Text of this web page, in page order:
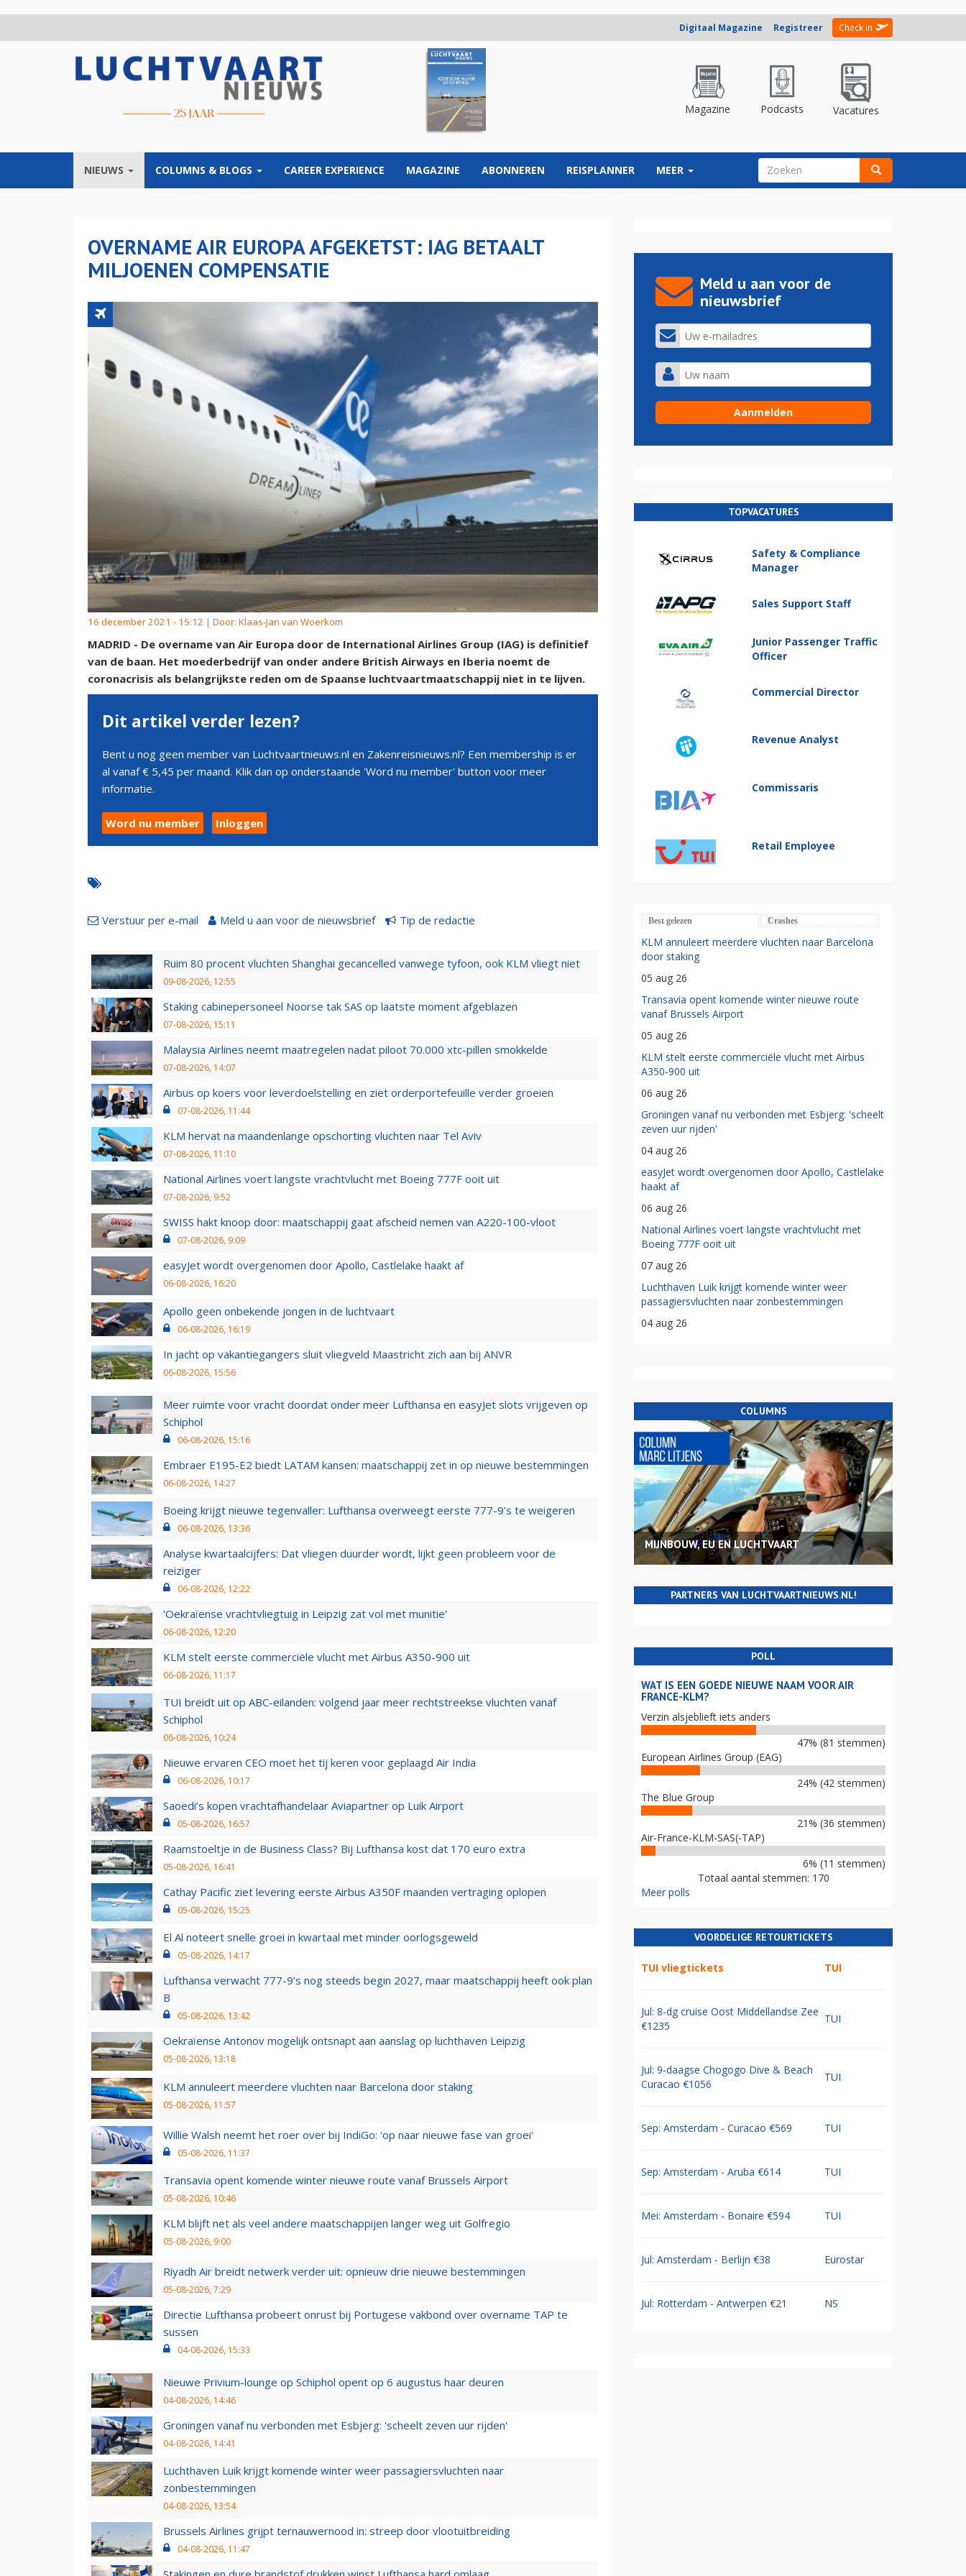
Digitaal Magazine Registreer Check in
Magazine Podcasts Vacatures
NIEUWS COLUMNS & BLOGS CAREER EXPERIENCE MAGAZINE ABONNEREN REISPLANNER MEER ZOEKVELD
OVERNAME AIR EUROPA AFGEKETST: IAG BETAALT
MILJOENEN COMPENSATIE
16 december 2021 - 15:12 | Door: Klaas-Jan van Woerkom
MADRID - De overname van Air Europa door de International Airlines Group (IAG) is definitief
van de baan. Het moederbedrijf van onder andere British Airways en Iberia noemt de
coronacrisis als belangrijkste reden om de Spaanse luchtvaartmaatschappij niet in te lijven.
Dit artikel verder lezen?
Bent u nog geen member van Luchtvaartnieuws.nl en Zakenreisnieuws.nl? Een membership is er
al vanaf € 5,45 per maand. Klik dan op onderstaande 'Word nu member' button voor meer
informatie.
Word nu member Inloggen
Verstuur per e-mail Meld u aan voor de nieuwsbrief Tip de redactie
Ruim 80 procent vluchten Shanghai gecancelled vanwege tyfoon, ook KLM vliegt niet
09-08-2026, 12:55
Staking cabinepersoneel Noorse tak SAS op laatste moment afgeblazen
07-08-2026, 15:11
Malaysia Airlines neemt maatregelen nadat piloot 70.000 xtc-pillen smokkelde
07-08-2026, 14:07
Airbus op koers voor leverdoelstelling en ziet orderportefeuille verder groeien
07-08-2026, 11:44
KLM hervat na maandenlange opschorting vluchten naar Tel Aviv
07-08-2026, 11:10
National Airlines voert langste vrachtvlucht met Boeing 777F ooit uit
07-08-2026, 9:52
SWISS hakt knoop door: maatschappij gaat afscheid nemen van A220-100-vloot
07-08-2026, 9:09
easyJet wordt overgenomen door Apollo, Castlelake haakt af
06-08-2026, 16:20
Apollo geen onbekende jongen in de luchtvaart
06-08-2026, 16:19
In jacht op vakantiegangers sluit vliegveld Maastricht zich aan bij ANVR
06-08-2026, 15:56
Meer ruimte voor vracht doordat onder meer Lufthansa en easyJet slots vrijgeven op
Schiphol
06-08-2026, 15:16
Embraer E195-E2 biedt LATAM kansen: maatschappij zet in op nieuwe bestemmingen
06-08-2026, 14:27
Boeing krijgt nieuwe tegenvaller: Lufthansa overweegt eerste 777-9’s te weigeren
06-08-2026, 13:36
Analyse kwartaalcijfers: Dat vliegen duurder wordt, lijkt geen probleem voor de
reiziger
06-08-2026, 12:22
'Oekraïense vrachtvliegtuig in Leipzig zat vol met munitie'
06-08-2026, 12:20
KLM stelt eerste commerciële vlucht met Airbus A350-900 uit
06-08-2026, 11:17
TUI breidt uit op ABC-eilanden: volgend jaar meer rechtstreekse vluchten vanaf
Schiphol
06-08-2026, 10:24
Nieuwe ervaren CEO moet het tij keren voor geplaagd Air India
06-08-2026, 10:17
Saoedi’s kopen vrachtafhandelaar Aviapartner op Luik Airport
05-08-2026, 16:57
Raamstoeltje in de Business Class? Bij Lufthansa kost dat 170 euro extra
05-08-2026, 16:41
Cathay Pacific ziet levering eerste Airbus A350F maanden vertraging oplopen
05-08-2026, 15:25
El Al noteert snelle groei in kwartaal met minder oorlogsgeweld
05-08-2026, 14:17
Lufthansa verwacht 777-9’s nog steeds begin 2027, maar maatschappij heeft ook plan
B
05-08-2026, 13:42
Oekraïense Antonov mogelijk ontsnapt aan aanslag op luchthaven Leipzig
05-08-2026, 13:18
KLM annuleert meerdere vluchten naar Barcelona door staking
05-08-2026, 11:57
Willie Walsh neemt het roer over bij IndiGo: 'op naar nieuwe fase van groei'
05-08-2026, 11:37
Transavia opent komende winter nieuwe route vanaf Brussels Airport
05-08-2026, 10:46
KLM blijft net als veel andere maatschappijen langer weg uit Golfregio
05-08-2026, 9:00
Riyadh Air breidt netwerk verder uit: opnieuw drie nieuwe bestemmingen
05-08-2026, 7:29
Directie Lufthansa probeert onrust bij Portugese vakbond over overname TAP te
sussen
04-08-2026, 15:33
Nieuwe Privium-lounge op Schiphol opent op 6 augustus haar deuren
04-08-2026, 14:46
Groningen vanaf nu verbonden met Esbjerg: 'scheelt zeven uur rijden'
04-08-2026, 14:41
Luchthaven Luik krijgt komende winter weer passagiersvluchten naar
zonbestemmingen
04-08-2026, 13:54
Brussels Airlines grijpt ternauwernood in: streep door vlootuitbreiding
04-08-2026, 11:47
Meld u aan voor de
nieuwsbrief
TOPVACATURES
Safety & Compliance
Manager
Sales Support Staff
Junior Passenger Traffic
Officer
Commercial Director
Revenue Analyst
Commissaris
Retail Employee
Best gelezen Crashes
KLM annuleert meerdere vluchten naar Barcelona
door staking
05 aug 26
Transavia opent komende winter nieuwe route
vanaf Brussels Airport
05 aug 26
KLM stelt eerste commerciële vlucht met Airbus
A350-900 uit
06 aug 26
Groningen vanaf nu verbonden met Esbjerg: 'scheelt
zeven uur rijden'
04 aug 26
easyJet wordt overgenomen door Apollo, Castlelake
haakt af
06 aug 26
National Airlines voert langste vrachtvlucht met
Boeing 777F ooit uit
07 aug 26
Luchthaven Luik krijgt komende winter weer
passagiersvluchten naar zonbestemmingen
04 aug 26
COLUMNS
MIJNBOUW, EU EN LUCHTVAART
PARTNERS VAN LUCHTVAARTNIEUWS.NL!
POLL
WAT IS EEN GOEDE NIEUWE NAAM VOOR AIR
FRANCE-KLM?
Verzin alsjeblieft iets anders
47% (81 stemmen)
European Airlines Group (EAG)
24% (42 stemmen)
The Blue Group
21% (36 stemmen)
Air-France-KLM-SAS(-TAP)
6% (11 stemmen)
Totaal aantal stemmen: 170
Meer polls
VOORDELIGE RETOURTICKETS
TUI vliegtickets TUI
Jul: 8-dg cruise Oost Middellandse Zee
€1235
TUI
Jul: 9-daagse Chogogo Dive & Beach
Curacao €1056
TUI
Sep: Amsterdam - Curacao €569 TUI
Sep: Amsterdam - Aruba €614 TUI
Mei: Amsterdam - Bonaire €594 TUI
Jul: Amsterdam - Berlijn €38 Eurostar
Jul: Rotterdam - Antwerpen €21 NS